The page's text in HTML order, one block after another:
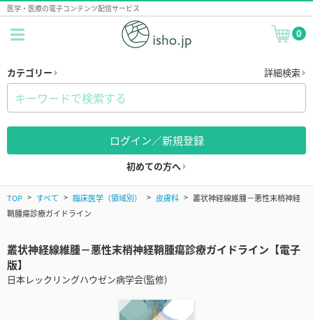
医学・医療の電子コンテンツ配信サービス
0
カテゴリー 詳細検索
ログイン／新規登録
初めての方へ
TOP すべて 臨床医学（領域別） 皮膚科
叢状神経線維腫－悪性末梢神経
鞘腫瘍診療ガイドライン
叢状神経線維腫－悪性末梢神経鞘腫瘍診療ガイドライン【電子
版】
日本レックリングハウゼン病学会(監修)